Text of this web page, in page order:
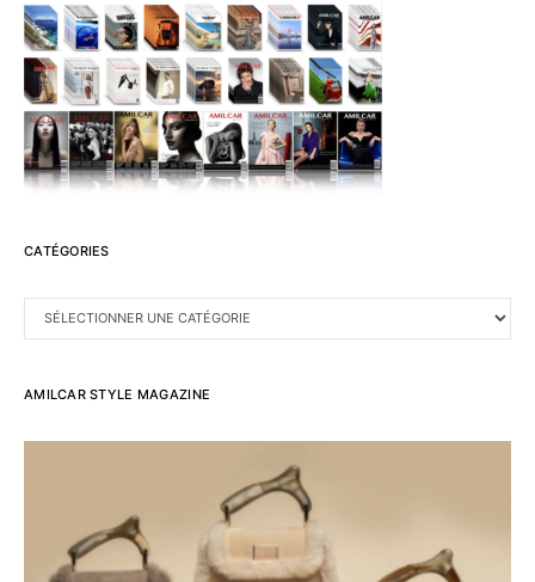
CATÉGORIES
CATÉGORIES
AMILCAR STYLE MAGAZINE